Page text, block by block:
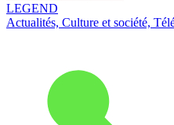
LEGEND
Actualités, Culture et société,